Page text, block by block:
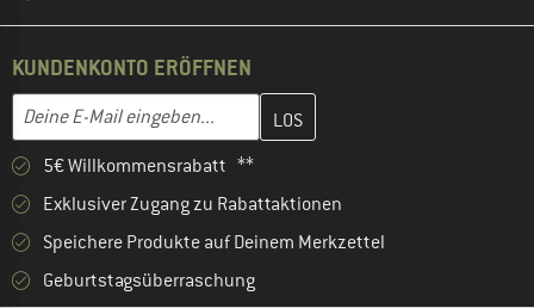
KUNDENKONTO ERÖFFNEN
E-Mail-Adresse
Gib hier deine E-Mail-Adresse ein und erstelle im nächsten
5€ Willkommensrabatt **
Exklusiver Zugang zu Rabattaktionen
Speichere Produkte auf Deinem Merkzettel
Geburtstagsüberraschung